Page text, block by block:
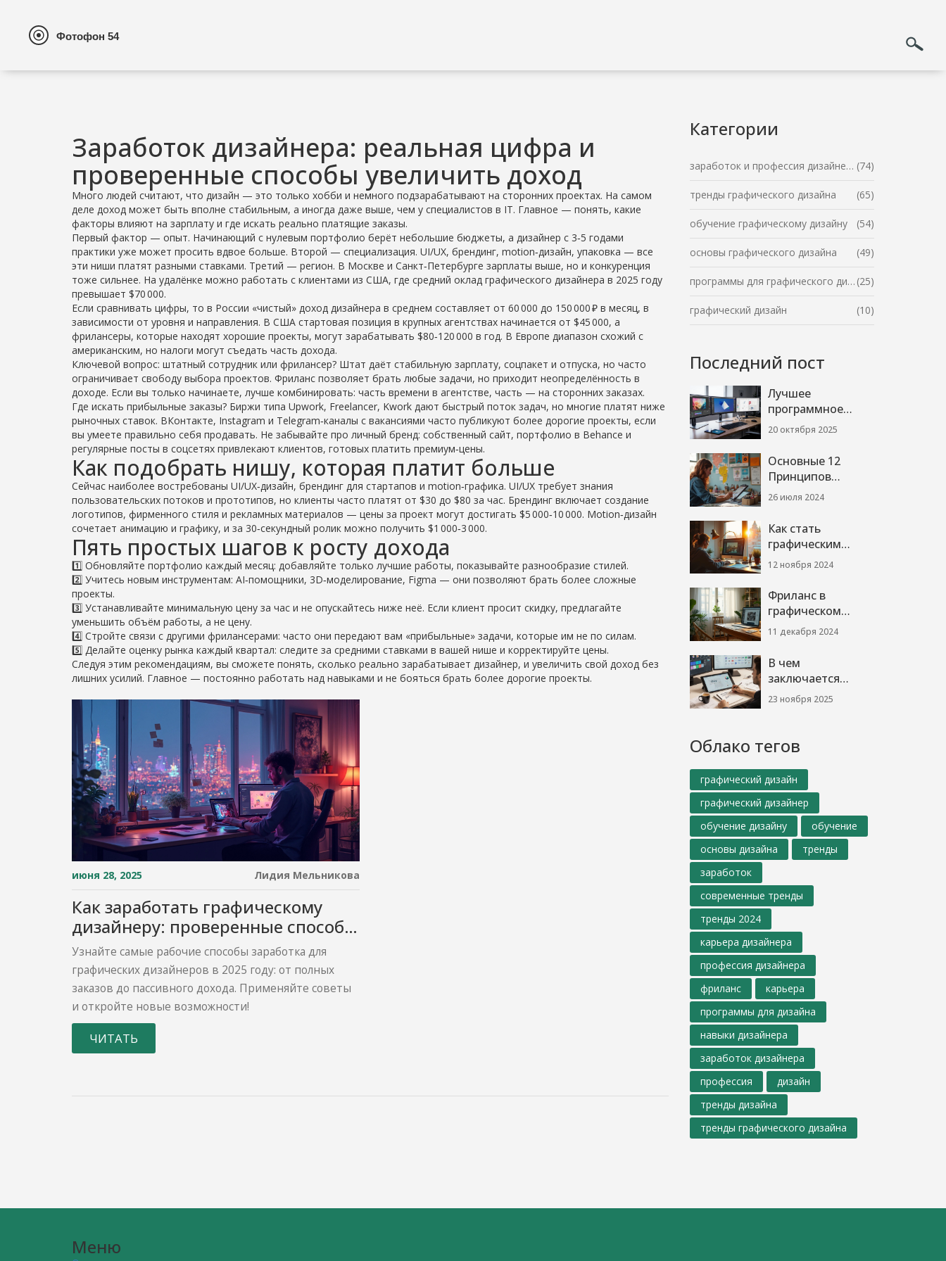
Заработок дизайнера: реальная цифра и
проверенные способы увеличить доход
Много людей считают, что дизайн — это только хобби и немного подзарабатывают на сторонних проектах. На самом
деле доход может быть вполне стабильным, а иногда даже выше, чем у специалистов в IT. Главное — понять, какие
факторы влияют на зарплату и где искать реально платящие заказы.
Первый фактор — опыт. Начинающий с нулевым портфолио берёт небольшие бюджеты, а дизайнер с 3‑5 годами
практики уже может просить вдвое больше. Второй — специализация. UI/UX, брендинг, motion‑дизайн, упаковка — все
эти ниши платят разными ставками. Третий — регион. В Москве и Санкт‑Петербурге зарплаты выше, но и конкуренция
тоже сильнее. На удалёнке можно работать с клиентами из США, где средний оклад графического дизайнера в 2025 году
превышает $70 000.
Если сравнивать цифры, то в России «чистый» доход дизайнера в среднем составляет от 60 000 до 150 000 ₽ в месяц, в
зависимости от уровня и направления. В США стартовая позиция в крупных агентствах начинается от $45 000, а
фрилансеры, которые находят хорошие проекты, могут зарабатывать $80‑120 000 в год. В Европе диапазон схожий с
американским, но налоги могут съедать часть дохода.
Ключевой вопрос: штатный сотрудник или фрилансер? Штат даёт стабильную зарплату, соцпакет и отпуска, но часто
ограничивает свободу выбора проектов. Фриланс позволяет брать любые задачи, но приходит неопределённость в
доходе. Если вы только начинаете, лучше комбинировать: часть времени в агентстве, часть — на сторонних заказах.
Где искать прибыльные заказы? Биржи типа Upwork, Freelancer, Kwork дают быстрый поток задач, но многие платят ниже
рыночных ставок. ВКонтакте, Instagram и Telegram‑каналы с вакансиями часто публикуют более дорогие проекты, если
вы умеете правильно себя продавать. Не забывайте про личный бренд: собственный сайт, портфолио в Behance и
регулярные посты в соцсетях привлекают клиентов, готовых платить премиум‑цены.
Как подобрать нишу, которая платит больше
Сейчас наиболее востребованы UI/UX‑дизайн, брендинг для стартапов и motion‑графика. UI/UX требует знания
пользовательских потоков и прототипов, но клиенты часто платят от $30 до $80 за час. Брендинг включает создание
логотипов, фирменного стиля и рекламных материалов — цены за проект могут достигать $5 000‑10 000. Motion‑дизайн
сочетает анимацию и графику, и за 30‑секундный ролик можно получить $1 000‑3 000.
Пять простых шагов к росту дохода
1️⃣ Обновляйте портфолио каждый месяц: добавляйте только лучшие работы, показывайте разнообразие стилей.
2️⃣ Учитесь новым инструментам: AI‑помощники, 3D‑моделирование, Figma — они позволяют брать более сложные
проекты.
3️⃣ Устанавливайте минимальную цену за час и не опускайтесь ниже неё. Если клиент просит скидку, предлагайте
уменьшить объём работы, а не цену.
4️⃣ Стройте связи с другими фрилансерами: часто они передают вам «прибыльные» задачи, которые им не по силам.
5️⃣ Делайте оценку рынка каждый квартал: следите за средними ставками в вашей нише и корректируйте цены.
Следуя этим рекомендациям, вы сможете понять, сколько реально зарабатывает дизайнер, и увеличить свой доход без
лишних усилий. Главное — постоянно работать над навыками и не бояться брать более дорогие проекты.
июня 28, 2025 Лидия Мельникова
Как заработать графическому
дизайнеру: проверенные способы
и новые идеи
Узнайте самые рабочие способы заработка для
графических дизайнеров в 2025 году: от полных
заказов до пассивного дохода. Применяйте советы
и откройте новые возможности!
ЧИТАТЬ
Категории
заработок и профессия дизайнера (74)
тренды графического дизайна (65)
обучение графическому дизайну (54)
основы графического дизайна (49)
программы для графического дизайна (25)
графический дизайн (10)
Последний пост
Лучшее
программное
обеспечение для
графического
дизайнера в 2025
20 октября 2025
Основные 12
Принципов
Дизайна:
Начинающих
26 июля 2024
Как стать
графическим
дизайнером, если
не умеешь
рисовать
12 ноября 2024
Фриланс в
графическом
дизайне:
тенденции и
реальность
11 декабря 2024
В чем
заключается
профессия
графического
делает дизайнер
на самом деле
23 ноября 2025
Облако тегов
графический дизайн
графический дизайнер
обучение дизайну
обучение
основы дизайна
тренды
заработок
современные тренды
тренды 2024
карьера дизайнера
профессия дизайнера
фриланс
карьера
программы для дизайна
навыки дизайнера
заработок дизайнера
профессия
дизайн
тренды дизайна
тренды графического дизайна
Меню